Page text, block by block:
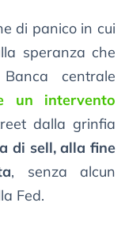
di panico in cui
speranza che
centrale
un intervento
dalla grinfia
di sell, alla fine
, senza alcun
Fed.